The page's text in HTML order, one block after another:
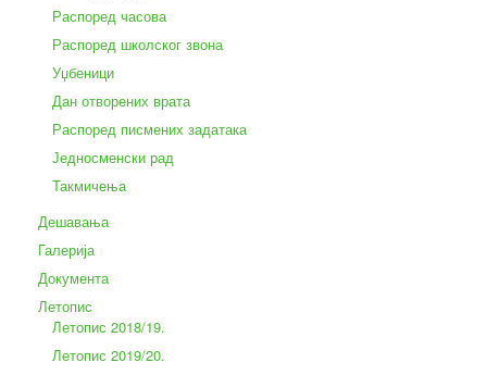
Распоред часова
Распоред школског звона
Уџбеници
Дан отворених врата
Распоред писмених задатака
Једносменски рад
Такмичења
Дешавања
Галерија
Документа
Летопис
Летопис 2018/19.
Летопис 2019/20.